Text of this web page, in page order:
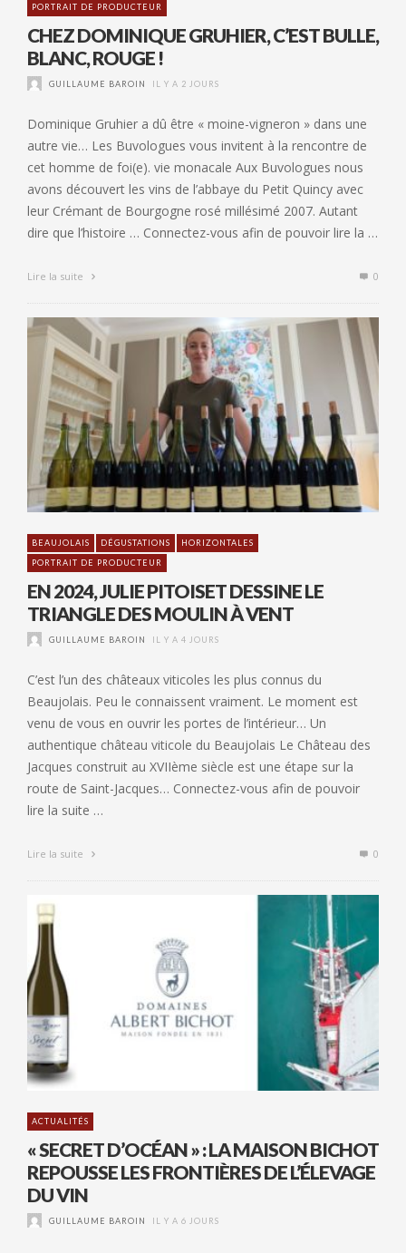
PORTRAIT DE PRODUCTEUR
CHEZ DOMINIQUE GRUHIER, C’EST BULLE,
BLANC, ROUGE !
GUILLAUME BAROIN IL Y A 2 JOURS
Dominique Gruhier a dû être « moine-vigneron » dans une
autre vie… Les Buvologues vous invitent à la rencontre de
cet homme de foi(e). vie monacale Aux Buvologues nous
avons découvert les vins de l’abbaye du Petit Quincy avec
leur Crémant de Bourgogne rosé millésimé 2007. Autant
dire que l’histoire … Connectez-vous afin de pouvoir lire la …
Lire la suite 0
BEAUJOLAIS DÉGUSTATIONS
HORIZONTALES
PORTRAIT DE PRODUCTEUR
EN 2024, JULIE PITOISET DESSINE LE
TRIANGLE DES MOULIN À VENT
GUILLAUME BAROIN IL Y A 4 JOURS
C’est l’un des châteaux viticoles les plus connus du
Beaujolais. Peu le connaissent vraiment. Le moment est
venu de vous en ouvrir les portes de l’intérieur… Un
authentique château viticole du Beaujolais Le Château des
Jacques construit au XVIIème siècle est une étape sur la
route de Saint-Jacques… Connectez-vous afin de pouvoir
lire la suite …
Lire la suite 0
ACTUALITÉS
« SECRET D’OCÉAN » : LA MAISON BICHOT
REPOUSSE LES FRONTIÈRES DE L’ÉLEVAGE
DU VIN
GUILLAUME BAROIN IL Y A 6 JOURS